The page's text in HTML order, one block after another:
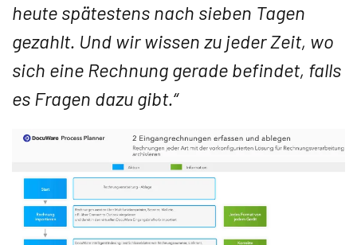
heute spätestens nach sieben Tagen
gezahlt. Und wir wissen zu jeder Zeit, wo
sich eine Rechnung gerade befindet, falls
es Fragen dazu gibt.“